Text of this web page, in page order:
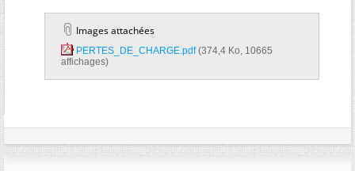
Images attachées
PERTES_DE_CHARGE.pdf‎(374,4 Ko, 10665
affichages)